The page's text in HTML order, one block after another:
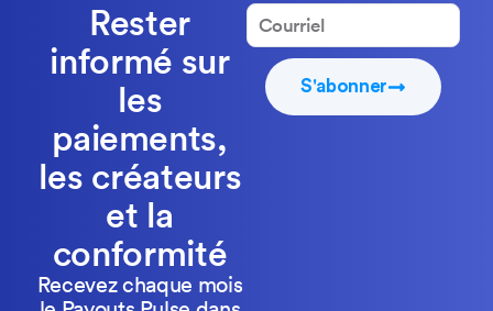
Rester
informé sur
les
paiements,
les créateurs
et la
conformité
Recevez chaque mois
S'abonner